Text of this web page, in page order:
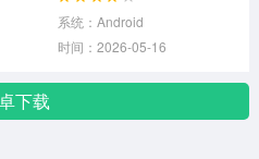
系统：Android
时间：2026-05-16
下载